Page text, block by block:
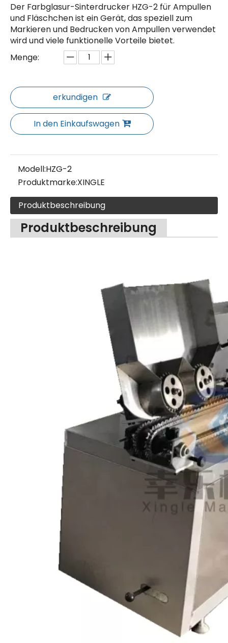
Der Farbglasur-Sinterdrucker HZG-2 für Ampullen
und Fläschchen ist ein Gerät, das speziell zum
Markieren und Bedrucken von Ampullen verwendet
wird und viele funktionelle Vorteile bietet.
Menge:
erkundigen
In den Einkaufswagen
Modell:HZG-2
Produktmarke:XINGLE
Produktbeschreibung
Produktbeschreibung